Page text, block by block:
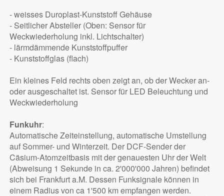
- weisses Duroplast-Kunststoff Gehäuse
- Seitlicher Absteller (Oben: Sensor für
Weckwiederholung inkl. Lichtschalter)
- lärmdämmende Kunststoffpuffer
- Kunststoffglas (flach)
Ein kleines Feld rechts oben zeigt an, ob der Wecker an-
oder ausgeschaltet ist. Sensor für LED Beleuchtung und
Weckwiederholung
Funkuhr:
Automatische Zeiteinstellung, automatische Umstellung
auf Sommer- und Winterzeit. Der DCF-Sender der
Cäsium-Atomzeitbasis mit der genauesten Uhr der Welt
(Abweisung 1 Sekunde in ca. 2'000'000 Jahren) befindet
sich bei Frankfurt a.M. Dessen Funksignale können in
einem Radius von ca 1'500 km empfangen werden.